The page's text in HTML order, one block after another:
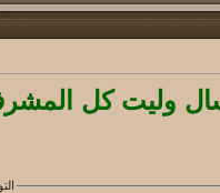
وليت كل